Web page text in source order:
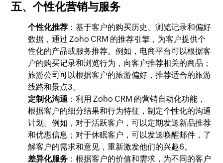
五、个性化营销与服务
个性化推荐 ：基于客户的购买历史、浏览记录和偏好
数据，通过 Zoho CRM 的推荐引擎，为客户提供个
性化的产品或服务推荐。例如，电商平台可以根据客
户的购买记录和浏览行为，向客户推荐相关的商品；
旅游公司可以根据客户的旅游偏好，推荐适合的旅游
线路和景点3。
定制化沟通 ：利用 Zoho CRM 的营销自动化功能，
根据客户的细分结果和行为特征，制定个性化的沟通
计划。例如，对于活跃客户，可以定期发送新品推荐
和优惠信息；对于休眠客户，可以发送唤醒邮件，了
解客户的需求和意见，重新激发他们的兴趣6。
差异化服务 ：根据客户的价值和需求，为不同的客户